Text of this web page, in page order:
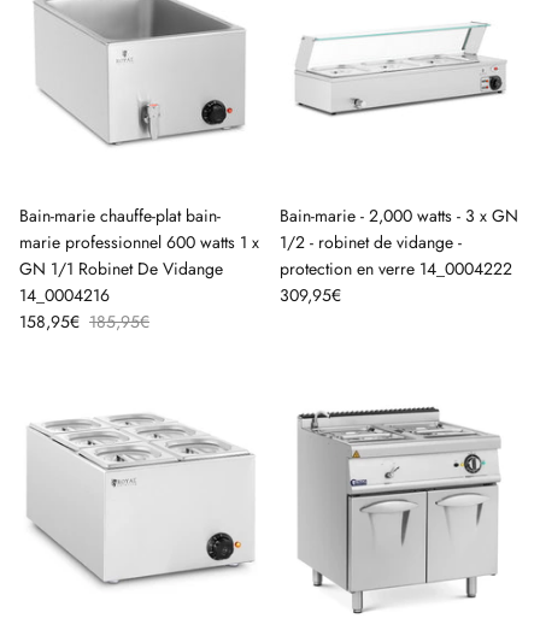
Bain-marie chauffe-plat bain-
marie professionnel 600 watts 1 x
GN 1/1 Robinet De Vidange
14_0004216
158,95€ 185,95€
Bain-marie - 2,000 watts - 3 x GN
1/2 - robinet de vidange -
protection en verre 14_0004222
309,95€